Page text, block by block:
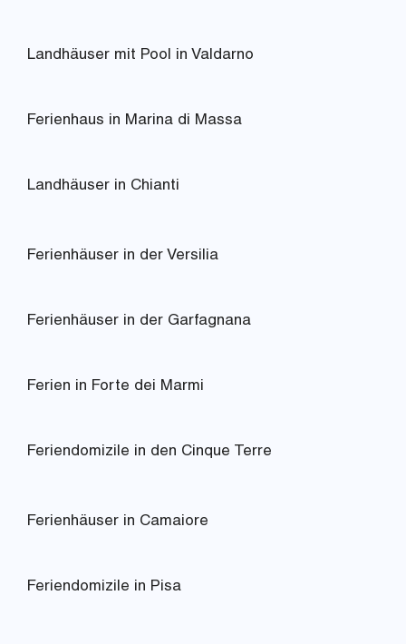
Landhäuser mit Pool in Valdarno
Ferienhaus in Marina di Massa
Landhäuser in Chianti
Ferienhäuser in der Versilia
Ferienhäuser in der Garfagnana
Ferien in Forte dei Marmi
Feriendomizile in den Cinque Terre
Ferienhäuser in Camaiore
Feriendomizile in Pisa